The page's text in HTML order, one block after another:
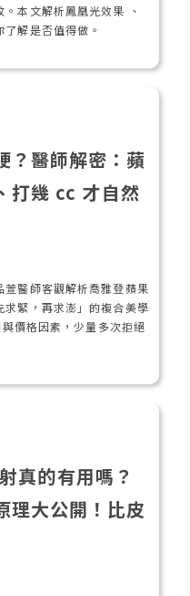
本文解析鳳凰光效果 、
解是否值得做。
？醫師解密：蘋
打幾 cc 才自然
醫師客觀解析喬雅登蘋果
緊，再求澎」的複合美學
價格因素，少量多次拒絕
真的有用嗎？
理大公開！比皮